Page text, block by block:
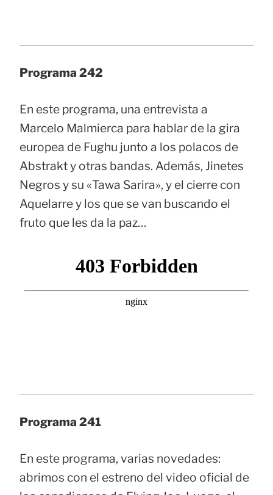
Programa 242
En este programa, una entrevista a
Marcelo Malmierca para hablar de la gira
europea de Fughu junto a los polacos de
Abstrakt y otras bandas. Además, Jinetes
Negros y su «Tawa Sarira», y el cierre con
Aquelarre y los que se van buscando el
fruto que les da la paz…
Programa 241
En este programa, varias novedades:
abrimos con el estreno del video oficial de